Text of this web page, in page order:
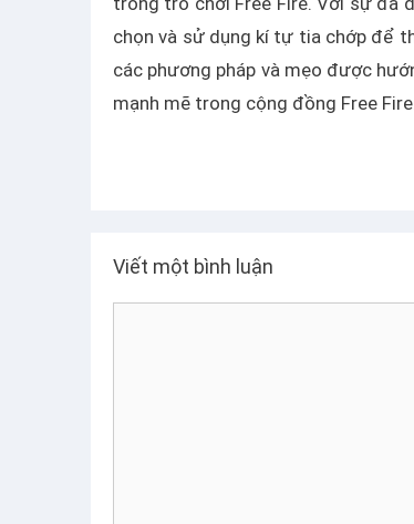
chọn và sử dụng kí tự tia chớp để
các phương pháp và mẹo được
mạnh mẽ trong cộng đồng Free
Viết một bình luận